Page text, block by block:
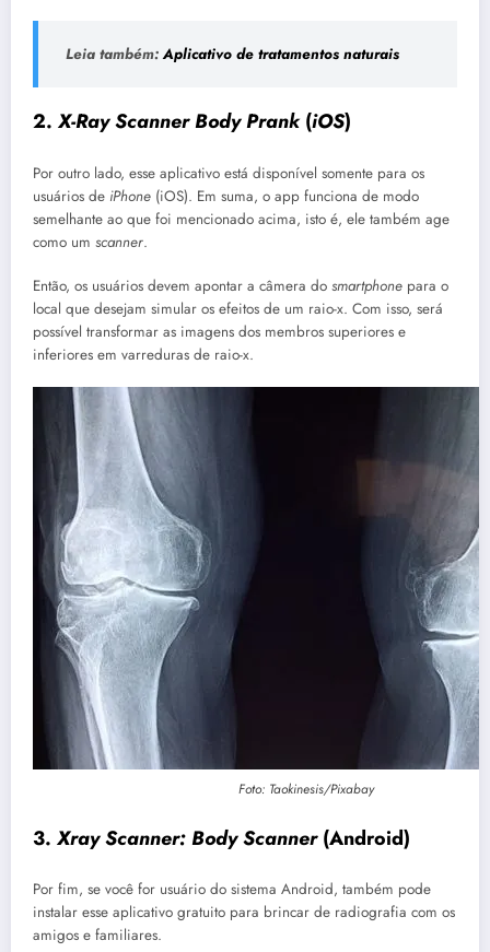
Leia também:Aplicativo de tratamentos naturais
2. X-Ray Scanner Body Prank(iOS)
Por outro lado, esse aplicativo está disponível somente para os
usuários de iPhone (iOS). Em suma, o app funciona de modo
semelhante ao que foi mencionado acima, isto é, ele também age
como um scanner.
Então, os usuários devem apontar a câmera do smartphone para o
local que desejam simular os efeitos de um raio-x. Com isso, será
possível transformar as imagens dos membros superiores e
inferiores em varreduras de raio-x.
Foto: Taokinesis/Pixabay
3. Xray Scanner: Body Scanner(Android)
Por fim, se você for usuário do sistema Android, também pode
instalar esse aplicativo gratuito para brincar de radiografia com os
amigos e familiares.